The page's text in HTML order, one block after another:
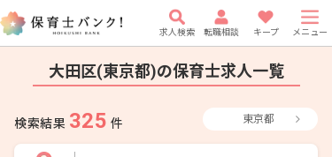
求人検索 転職相談 キープ メニュー
大田区(東京都)の保育士求人一覧
検索結果 325 件 東京都